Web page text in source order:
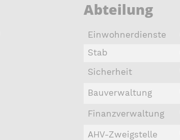
Abteilung
Einwohnerdienste
Stab
Sicherheit
Bauverwaltung
Finanzverwaltung
AHV-Zweigstelle